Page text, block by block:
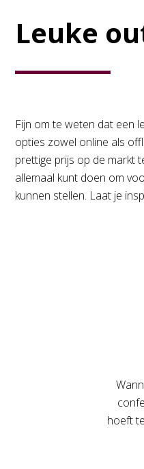
Leuke
Fijn om te weten dat een
opties zowel online als
prettige prijs op de markt
allemaal kunt doen om
kunnen stellen. Laat je
hoeft